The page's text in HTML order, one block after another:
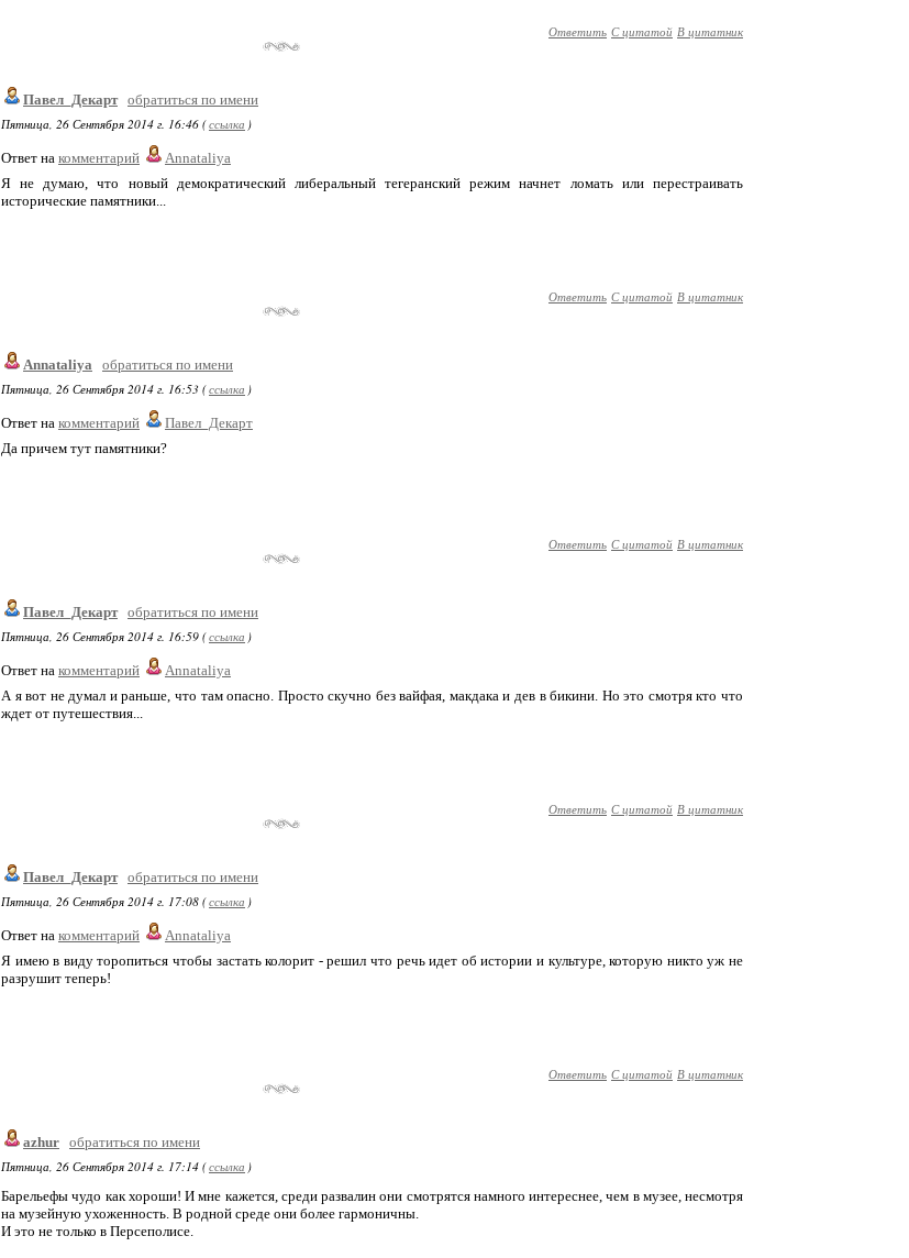
Ответить С цитатой В цитатник
Павел_Декарт обратиться по имени
Пятница, 26 Сентября 2014 г. 16:46 (ссылка )
Ответ на комментарий
Annataliya
Я не думаю, что новый демократический либеральный тегеранский режим начнет ломать или перестраивать
исторические памятники...
Ответить С цитатой В цитатник
Annataliya
обратиться по имени
Пятница, 26 Сентября 2014 г. 16:53 (ссылка )
Ответ на комментарий
Павел_Декарт
Да причем тут памятники?
Ответить С цитатой В цитатник
Павел_Декарт обратиться по имени
Пятница, 26 Сентября 2014 г. 16:59 (ссылка )
Ответ на комментарий
Annataliya
А я вот не думал и раньше, что там опасно. Просто скучно без вайфая, макдака и дев в бикини. Но это смотря кто что
ждет от путешествия...
Ответить С цитатой В цитатник
Павел_Декарт обратиться по имени
Пятница, 26 Сентября 2014 г. 17:08 (ссылка )
Ответ на комментарий
Annataliya
Я имею в виду торопиться чтобы застать колорит - решил что речь идет об истории и культуре, которую никто уж не
разрушит теперь!
Ответить С цитатой В цитатник
azhur обратиться по имени
Пятница, 26 Сентября 2014 г. 17:14 (ссылка )
Барельефы чудо как хороши! И мне кажется, среди развалин они смотрятся намного интереснее, чем в музее, несмотря
на музейную ухоженность. В родной среде они более гармоничны.
И это не только в Персеполисе.